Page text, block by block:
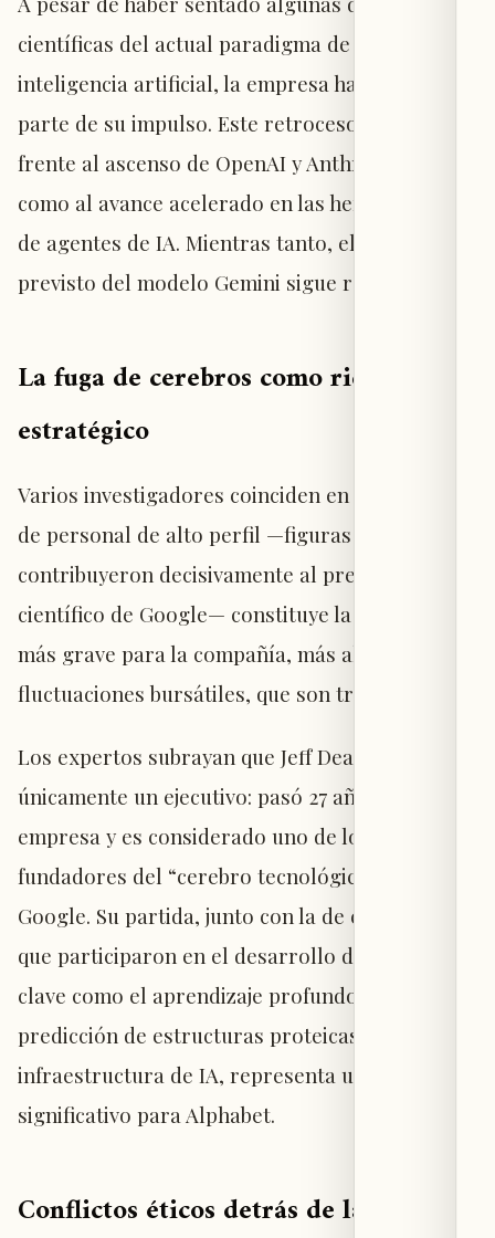
científicas del actual paradigma de la
inteligencia artificial, la empresa ha perdido
parte de su impulso. Este retroceso se acentúa
frente al ascenso de OpenAI y Anthropic, así
como al avance acelerado en las herramientas
de agentes de IA. Mientras tanto, el lanzamiento
previsto del modelo Gemini sigue retrasado.
La fuga de cerebros como riesgo
estratégico
Varios investigadores coinciden en que la salida
de personal de alto perfil —figuras que
contribuyeron decisivamente al prestigio
científico de Google— constituye la amenaza
más grave para la compañía, más allá de las
fluctuaciones bursátiles, que son transitorias.
Los expertos subrayan que Jeff Dean no era
únicamente un ejecutivo: pasó 27 años en la
empresa y es considerado uno de los
fundadores del “cerebro tecnológico” de
Google. Su partida, junto con la de científicos
que participaron en el desarrollo de técnicas
clave como el aprendizaje profundo, la
predicción de estructuras proteicas y la
infraestructura de IA, representa un perjuicio
significativo para Alphabet.
Conflictos éticos detrás de las